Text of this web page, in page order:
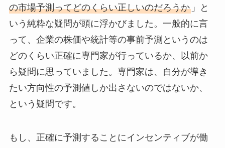
の市場予測ってどのくらい正しいのだろうか」と
いう純粋な疑問が頭に浮かびました。一般的に言
って、企業の株価や統計等の事前予測というのは
どのくらい正確に専門家が行っているか、以前か
ら疑問に思っていました。専門家は、自分が導き
たい方向性の予測値しか出さないのではないか、
という疑問です。
もし、正確に予測することにインセンティブが働